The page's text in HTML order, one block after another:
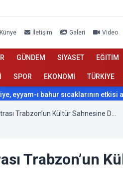
Künye İletişim Galeri Video
GÜNDEM SİYASET EĞİTİM
SPOR EKONOMİ TÜRKİYE
ı bahur sıcaklarının etkisi
Trabzon’un